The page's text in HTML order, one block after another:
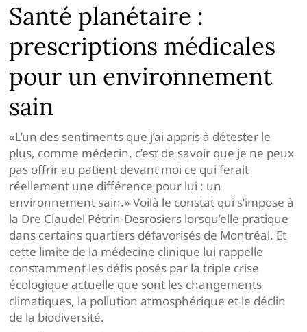
Santé planétaire :
prescriptions médicales
pour un environnement
sain
«L’un des sentiments que j’ai appris à détester le
plus, comme médecin, c’est de savoir que je ne peux
pas offrir au patient devant moi ce qui ferait
réellement une différence pour lui : un
environnement sain.» Voilà le constat qui s’impose à
la Dre Claudel Pétrin-Desrosiers lorsqu’elle pratique
dans certains quartiers défavorisés de Montréal. Et
cette limite de la médecine clinique lui rappelle
constamment les défis posés par la triple crise
écologique actuelle que sont les changements
climatiques, la pollution atmosphérique et le déclin
de la biodiversité.